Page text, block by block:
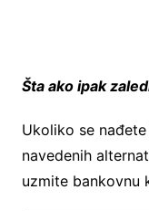
Šta ako ipak
Ukoliko se
navedenih
uzmite bankovnu